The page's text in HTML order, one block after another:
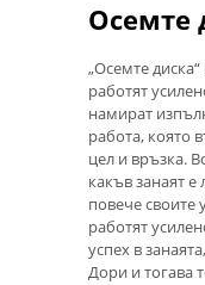
Осемте
„Осемте
работят
намират
работа, която
цел и връзка.
какъв занаят
повече
работят
успех в
Дори и тогава